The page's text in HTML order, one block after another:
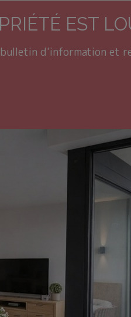
EST
d'information et